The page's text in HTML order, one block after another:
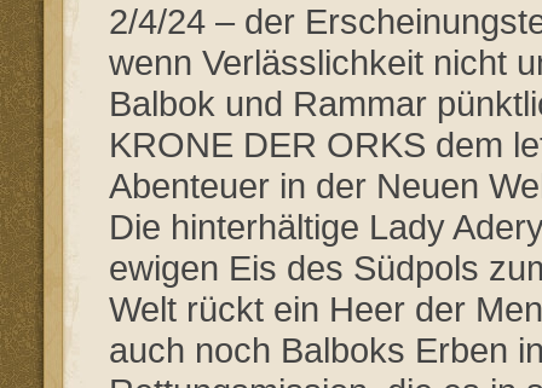
2/4/24 – der
wenn Verlässlichkeit nicht
Balbok und Rammar
KRONE DER ORKS dem
Abenteuer in der Neuen
Die hinterhältige Lady
ewigen Eis des Südpols
Welt rückt ein Heer der
auch noch Balboks Erben